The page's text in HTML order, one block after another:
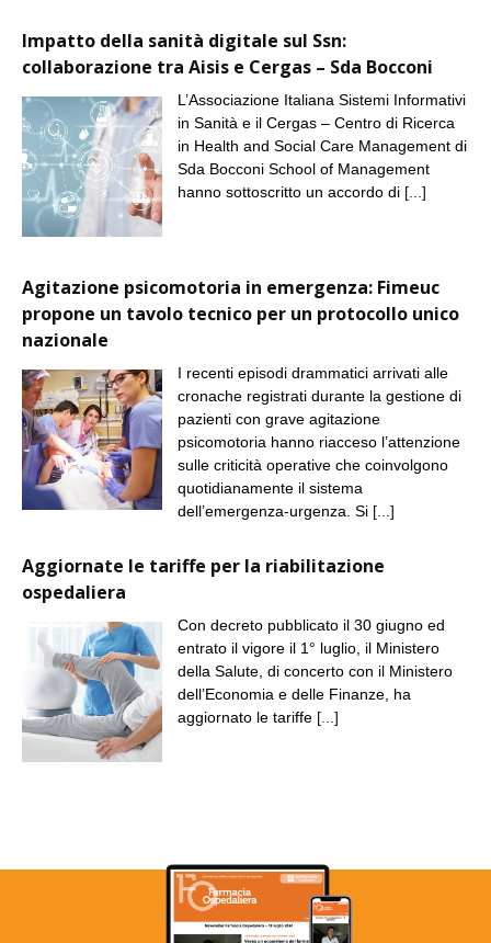
Impatto della sanità digitale sul Ssn:
collaborazione tra Aisis e Cergas – Sda Bocconi
L’Associazione Italiana Sistemi Informativi
in Sanità e il Cergas – Centro di Ricerca
in Health and Social Care Management di
Sda Bocconi School of Management
hanno sottoscritto un accordo di [...]
Agitazione psicomotoria in emergenza: Fimeuc
propone un tavolo tecnico per un protocollo unico
nazionale
I recenti episodi drammatici arrivati alle
cronache registrati durante la gestione di
pazienti con grave agitazione
psicomotoria hanno riacceso l’attenzione
sulle criticità operative che coinvolgono
quotidianamente il sistema
dell’emergenza-urgenza. Si [...]
Aggiornate le tariffe per la riabilitazione
ospedaliera
Con decreto pubblicato il 30 giugno ed
entrato il vigore il 1° luglio, il Ministero
della Salute, di concerto con il Ministero
dell’Economia e delle Finanze, ha
aggiornato le tariffe [...]